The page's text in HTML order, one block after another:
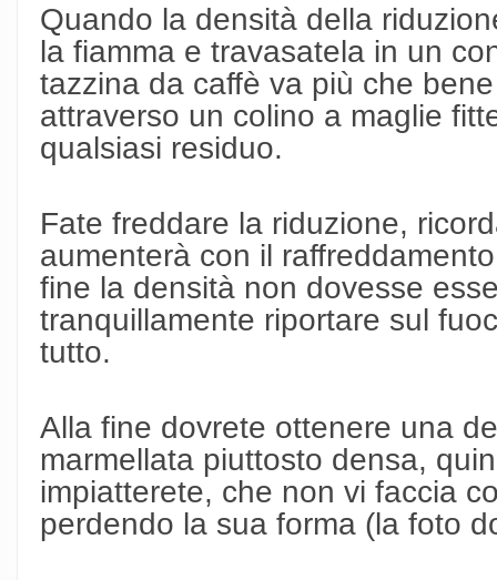
Quando la densità della
la fiamma e travasatela in un
tazzina da caffè va più che
attraverso un colino a maglie
qualsiasi residuo.
Fate freddare la riduzione,
aumenterà con il
fine la densità non dovesse
tranquillamente riportare sul
tutto.
Alla fine dovrete ottenere una
marmellata piuttosto densa,
impiatterete, che non vi faccia
perdendo la sua forma (la foto